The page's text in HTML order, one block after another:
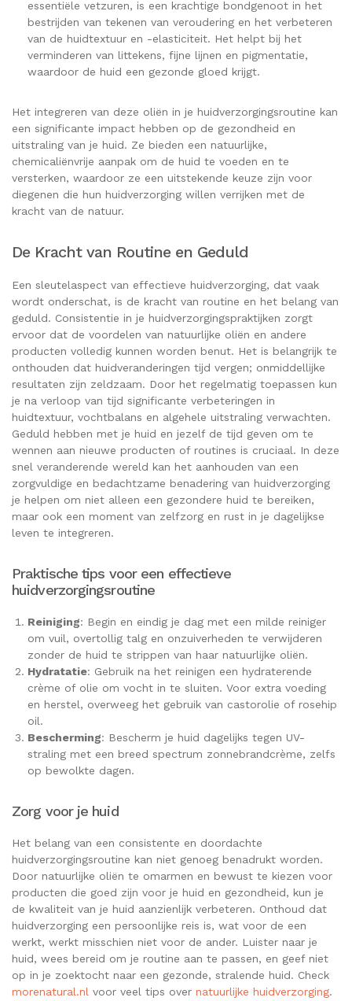
essentiële vetzuren, is een krachtige bondgenoot in het
bestrijden van tekenen van veroudering en het verbeteren
van de huidtextuur en -elasticiteit. Het helpt bij het
verminderen van littekens, fijne lijnen en pigmentatie,
waardoor de huid een gezonde gloed krijgt.
Het integreren van deze oliën in je huidverzorgingsroutine kan
een significante impact hebben op de gezondheid en
uitstraling van je huid. Ze bieden een natuurlijke,
chemicaliënvrije aanpak om de huid te voeden en te
versterken, waardoor ze een uitstekende keuze zijn voor
diegenen die hun huidverzorging willen verrijken met de
kracht van de natuur.
De Kracht van Routine en Geduld
Een sleutelaspect van effectieve huidverzorging, dat vaak
wordt onderschat, is de kracht van routine en het belang van
geduld. Consistentie in je huidverzorgingspraktijken zorgt
ervoor dat de voordelen van natuurlijke oliën en andere
producten volledig kunnen worden benut. Het is belangrijk te
onthouden dat huidveranderingen tijd vergen; onmiddellijke
resultaten zijn zeldzaam. Door het regelmatig toepassen kun
je na verloop van tijd significante verbeteringen in
huidtextuur, vochtbalans en algehele uitstraling verwachten.
Geduld hebben met je huid en jezelf de tijd geven om te
wennen aan nieuwe producten of routines is cruciaal. In deze
snel veranderende wereld kan het aanhouden van een
zorgvuldige en bedachtzame benadering van huidverzorging
je helpen om niet alleen een gezondere huid te bereiken,
maar ook een moment van zelfzorg en rust in je dagelijkse
leven te integreren.
Praktische tips voor een effectieve
huidverzorgingsroutine
Reiniging: Begin en eindig je dag met een milde reiniger
om vuil, overtollig talg en onzuiverheden te verwijderen
zonder de huid te strippen van haar natuurlijke oliën.
Hydratatie: Gebruik na het reinigen een hydraterende
crème of olie om vocht in te sluiten. Voor extra voeding
en herstel, overweeg het gebruik van castorolie of rosehip
oil.
Bescherming: Bescherm je huid dagelijks tegen UV-
straling met een breed spectrum zonnebrandcrème, zelfs
op bewolkte dagen.
Zorg voor je huid
Het belang van een consistente en doordachte
huidverzorgingsroutine kan niet genoeg benadrukt worden.
Door natuurlijke oliën te omarmen en bewust te kiezen voor
producten die goed zijn voor je huid en gezondheid, kun je
de kwaliteit van je huid aanzienlijk verbeteren. Onthoud dat
huidverzorging een persoonlijke reis is, wat voor de een
werkt, werkt misschien niet voor de ander. Luister naar je
huid, wees bereid om je routine aan te passen, en geef niet
op in je zoektocht naar een gezonde, stralende huid. Check
morenatural.nl voor veel tips over natuurlijke huidverzorging.